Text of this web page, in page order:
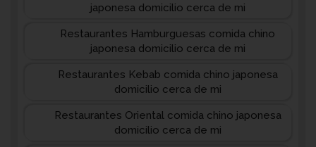
japonesa domicilio cerca de mi
Restaurantes Hamburguesas comida chino
japonesa domicilio cerca de mi
Restaurantes Kebab comida chino japonesa
domicilio cerca de mi
Restaurantes Oriental comida chino japonesa
domicilio cerca de mi